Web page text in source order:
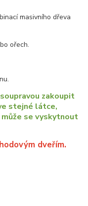
masivního dřeva
ořech.
zakoupit
stejné látce,
se vyskytnout
dveřím.